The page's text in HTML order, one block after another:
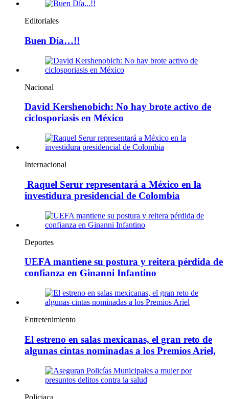
Editoriales
Buen Día…!!
Nacional
David Kershenobich: No hay brote activo de
ciclosporiasis en México
Internacional
Raquel Serur representará a México en la
investidura presidencial de Colombia
Deportes
UEFA mantiene su postura y reitera pérdida de
confianza en Ginanni Infantino
Entretenimiento
El estreno en salas mexicanas, el gran reto de
algunas cintas nominadas a los Premios Ariel,
Policiaca